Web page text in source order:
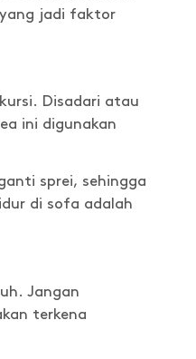
jadi faktor
Disadari atau
ini digunakan
sprei, sehingga
di sofa adalah
Jangan
terkena